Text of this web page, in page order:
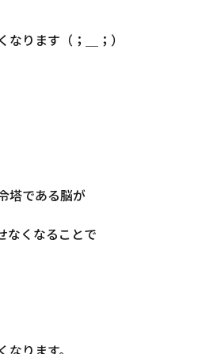
ります（；＿；）
塔である脳が
なくなることで
ります。